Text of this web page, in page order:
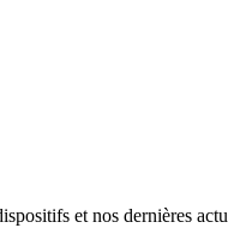
et nos dernières